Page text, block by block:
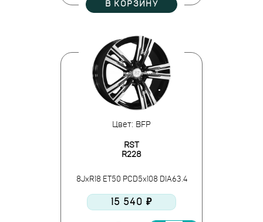
В КОРЗИНУ
Цвет: BFP
RST
R228
8JxR18 ET50 PCD5x108 DIA63.4
15 540 ₽